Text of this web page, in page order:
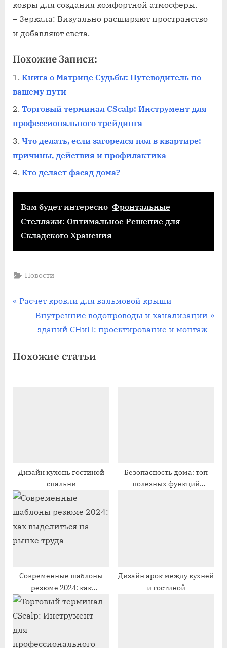
ковры для создания комфортной атмосферы.
– Зеркала: Визуально расширяют пространство
и добавляют света.
Похожие Записи:
Книга о Матрице Судьбы: Путеводитель по
вашему пути
Торговый терминал CScalp: Инструмент для
профессионального трейдинга
Что делать, если загорелся пол в квартире:
причины, действия и профилактика
Кто делает фасад дома?
Вам будет интересно Фронтальные
Стеллажи: Оптимальное Решение для
Складского Хранения
Новости
Навигация
П
ы
д
п
с
ь
:
Расчет кровли для вальмовой крыши
С
л
д
у
п
с
ь
:
Внутренние водопроводы и канализации
зданий СНиП: проектирование и монтаж
Похожие статьи
Дизайн кухонь гостиной
спальни
Безопасность дома: топ
полезных функций
Современные шаблоны
резюме 2024: как
выделиться на рынке
Дизайн арок между кухней
и гостиной